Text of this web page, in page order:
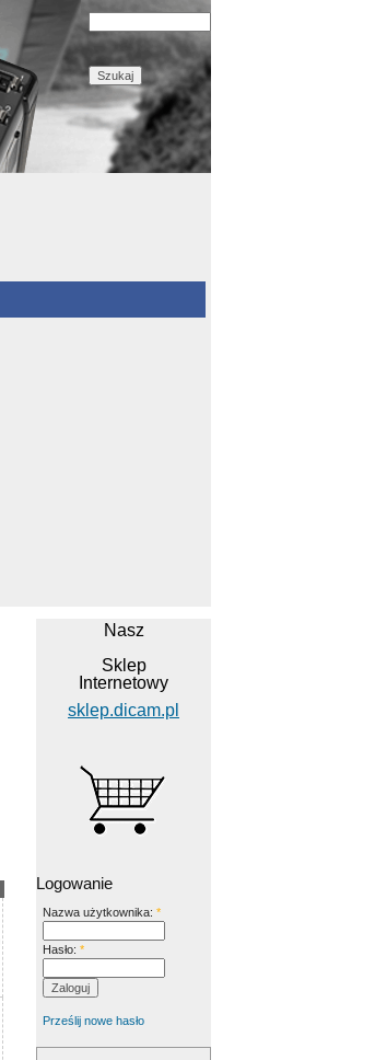
Nasz
Sklep
Internetowy
sklep.dicam.pl
Logowanie
Nazwa użytkownika: *
Hasło: *
Prześlij nowe hasło